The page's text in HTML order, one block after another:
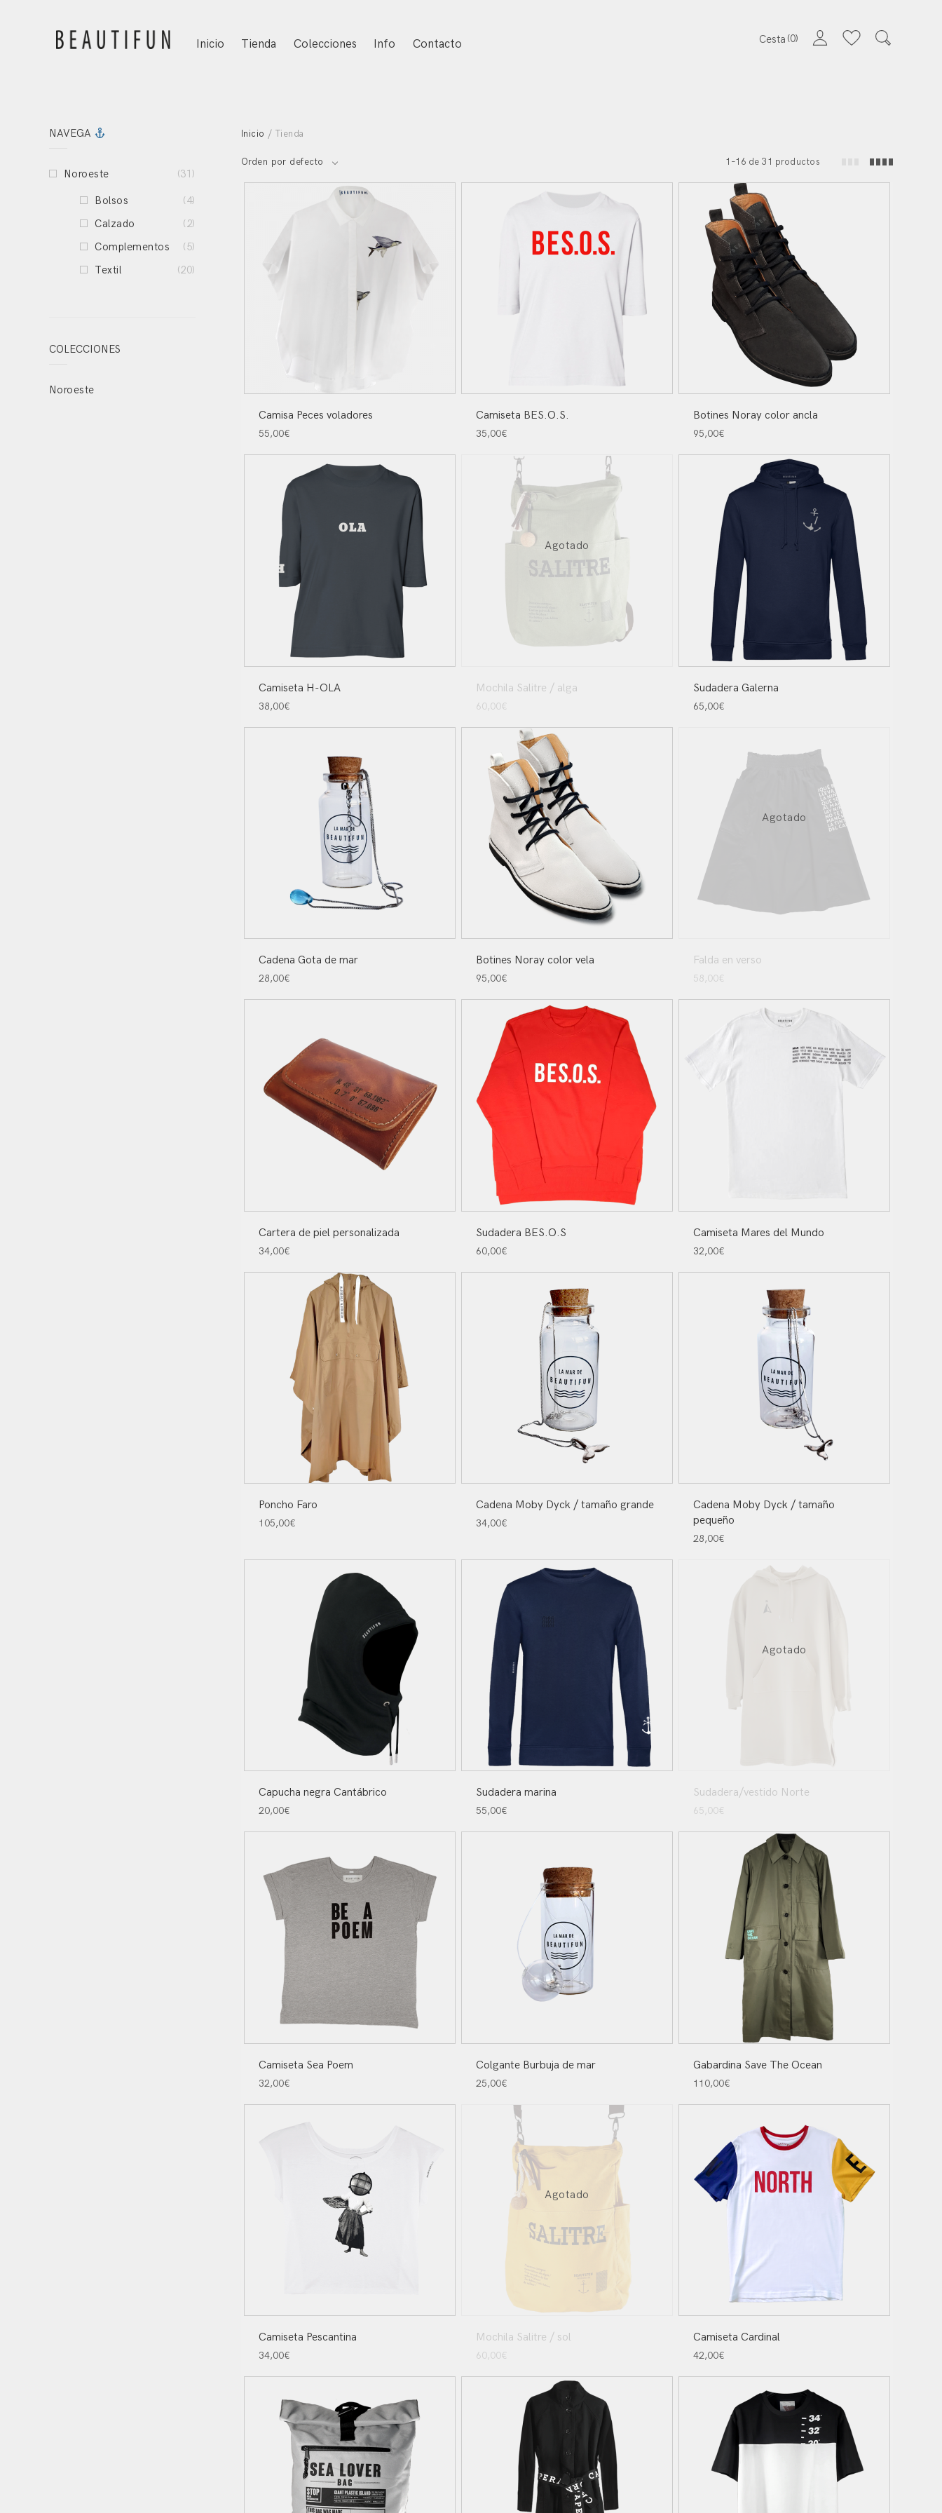
Inicio Tienda Colecciones Info Contacto Cesta 0
Inicio / Tienda
1–16 de 31 productos
Orden por defecto
Camisa Peces voladores
55,00€
Camiseta BES.O.S.
35,00€
Botines Noray color ancla
95,00€
Camiseta H-OLA
38,00€
Mochila Salitre / alga
60,00€
Agotado
Sudadera Galerna
65,00€
Cadena Gota de mar
28,00€
Botines Noray color vela
95,00€
Falda en verso
58,00€
Agotado
Cartera de piel personalizada
34,00€
Sudadera BES.O.S
60,00€
Camiseta Mares del Mundo
32,00€
Poncho Faro
105,00€
Cadena Moby Dyck / tamaño grande
34,00€
Cadena Moby Dyck / tamaño
pequeño
28,00€
Capucha negra Cantábrico
20,00€
Sudadera marina
55,00€
Sudadera/vestido Norte
65,00€
Agotado
Camiseta Sea Poem
32,00€
Colgante Burbuja de mar
25,00€
Gabardina Save The Ocean
110,00€
Camiseta Pescantina
34,00€
Mochila Salitre / sol
60,00€
Agotado
Camiseta Cardinal
42,00€
NAVEGA
Noroeste (31)
Bolsos
(4)
Calzado
(2)
Complementos
(5)
Textil
(20)
COLECCIONES
Noroeste